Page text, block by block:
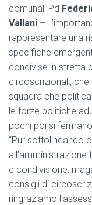
comunali Pd
Vallani –
rappresentare una
specifiche
condivise in stretta
circoscrizionali,
squadra che
le forze politiche
pochi poi si
“Pur sottolineando
e condivisione,
consigli di
ringraziamo